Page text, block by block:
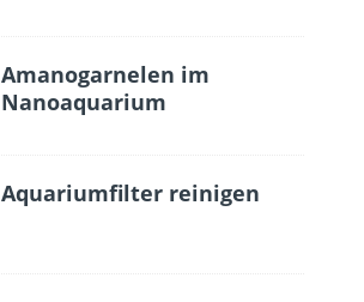
Amanogarnelen im
Nanoaquarium
Aquariumfilter reinigen